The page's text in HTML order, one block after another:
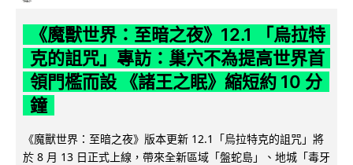
《魔獸世界：至暗之夜》12.1 「烏拉特
克的詛咒」專訪：巢穴不為提高世界首
領門檻而設 《諸王之眠》縮短約 10 分
鐘
《魔獸世界：至暗之夜》版本更新 12.1「烏拉特克的詛咒」將
於 8 月 13 日正式上線，帶來全新區域「盤蛇島」、地城「毒牙